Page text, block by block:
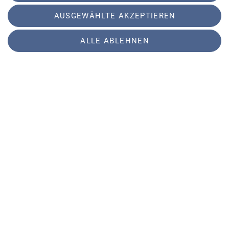
zehn Teilnehmer.
AUSGEWÄHLTE AKZEPTIEREN
ALLE ABLEHNEN